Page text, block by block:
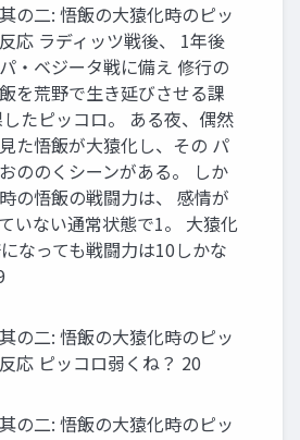
の二: 悟飯の大猿化時のピッ
応 ラディッツ戦後、 1年後
・ベジータ戦に備え 修行の
を荒野で生き延びさせる課
たピッコロ。 ある夜、偶然
た悟飯が大猿化し、その パ
ののくシーンがある。 しか
の悟飯の戦闘力は、 感情が
いない通常状態で1。 大猿化
なっても戦闘力は10しかな
の二: 悟飯の大猿化時のピッ
応 ピッコロ弱くね？ 20
の二: 悟飯の大猿化時のピッ